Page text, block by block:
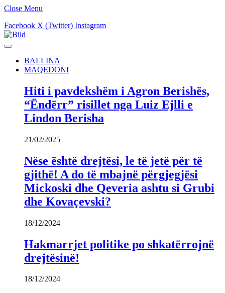
Close Menu
Facebook X (Twitter) Instagram
BALLINA
MAQEDONI
Hiti i pavdekshëm i Agron Berishës,
“Ëndërr” risillet nga Luiz Ejlli e
Lindon Berisha
21/02/2025
Nëse është drejtësi, le të jetë për të
gjithë! A do të mbajnë përgjegjësi
Mickoski dhe Qeveria ashtu si Grubi
dhe Kovaçevski?
18/12/2024
Hakmarrjet politike po shkatërrojnë
drejtësinë!
18/12/2024